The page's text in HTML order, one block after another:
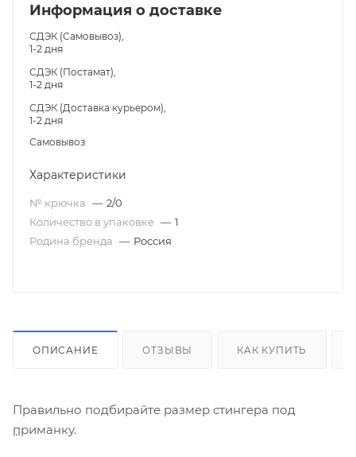
Информация о доставке
СДЭК (Самовывоз),
1-2 дня
СДЭК (Постамат),
1-2 дня
СДЭК (Доставка курьером),
1-2 дня
Самовывоз
Характеристики
№ крючка — 2/0
Количество в упаковке — 1
Родина бренда — Россия
ОПИСАНИЕ ОТЗЫВЫ КАК КУПИТЬ
Правильно подбирайте размер стингера под
приманку.